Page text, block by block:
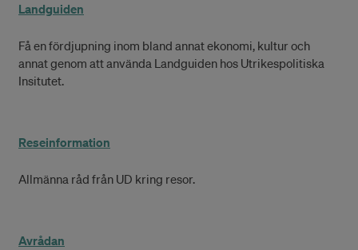
Landguiden
Få en fördjupning inom bland annat ekonomi, kultur och
annat genom att använda Landguiden hos Utrikespolitiska
Insitutet.
Reseinformation
Allmänna råd från UD kring resor.
Avrådan